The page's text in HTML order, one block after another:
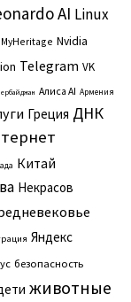
AI Linux
MyHeritage Nvidia
Telegram VK
Алиса AI Армения
Греция ДНК
Китай
Некрасов
Яндекс
безопасность
животные